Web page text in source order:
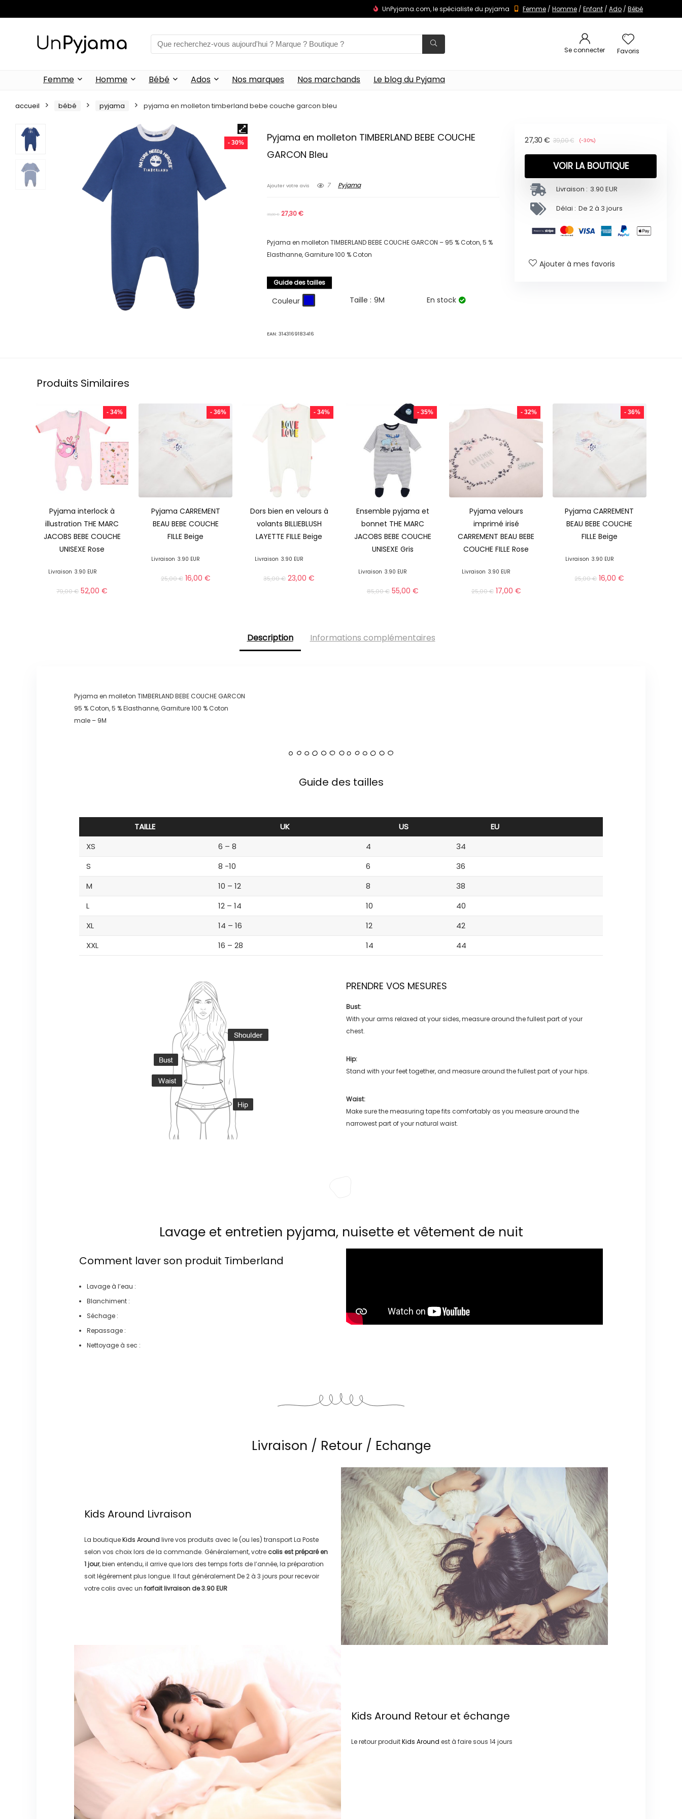
UnPyjama.com, le spécialiste du pyjama Femme / Homme / Enfant / Ado / Bébé
Se connecter Favoris
Femme Homme Bébé Ados Nos marques Nos marchands Le blog du Pyjama
accueil bébé pyjama pyjama en molleton timberland bebe couche garcon bleu
- 30%
Pyjama en molleton TIMBERLAND BEBE COUCHE
GARCON Bleu
Ajouter votre avis 7 Pyjama
39,00€ 27,30€
Pyjama en molleton TIMBERLAND BEBE COUCHE GARCON – 95 % Coton, 5 %
Elasthanne, Garniture 100 % Coton
Guide des tailles
Couleur Taille : 9M En stock
EAN:3143169183416
39,00€
27,30 € (-30%)
VOIR LA BOUTIQUE
Livraison : 3.90 EUR
Délai : De 2 à 3 jours
Ajouter à mes favoris
Produits Similaires
- 34%
Pyjama interlock à
illustration THE MARC
JACOBS BEBE COUCHE
UNISEXE Rose
Livraison 3.90 EUR
79,00€ 52,00€
- 36%
Pyjama CARREMENT
BEAU BEBE COUCHE
FILLE Beige
Livraison 3.90 EUR
25,00€ 16,00 €
- 34%
Dors bien en velours à
volants BILLIEBLUSH
LAYETTE FILLE Beige
Livraison 3.90 EUR
35,00€ 23,00€
- 35%
Ensemble pyjama et
bonnet THE MARC
JACOBS BEBE COUCHE
UNISEXE Gris
Livraison 3.90 EUR
85,00€ 55,00 €
- 32%
Pyjama velours
imprimé irisé
CARREMENT BEAU BEBE
COUCHE FILLE Rose
Livraison 3.90 EUR
25,00€ 17,00 €
- 36%
Pyjama CARREMENT
BEAU BEBE COUCHE
FILLE Beige
Livraison 3.90 EUR
25,00€ 16,00€
Description Informations complémentaires
Pyjama en molleton TIMBERLAND BEBE COUCHE GARCON
95 % Coton, 5 % Elasthanne, Garniture 100 % Coton
male – 9M
Guide des tailles
TAILLE UK US
EU
XS
6 – 8 4
34
S
8 -10 6
36
M
10 – 12 8
38
L
12 – 14 10
40
XL
14 – 16 12
42
XXL
16 – 28 14 44
PRENDRE VOS MESURES
Bust:
With your arms relaxed at your sides, measure around the fullest part of your
chest.
Hip:
Stand with your feet together, and measure around the fullest part of your hips.
Waist:
Make sure the measuring tape fits comfortably as you measure around the
narrowest part of your natural waist.
Lavage et entretien pyjama, nuisette et vêtement de nuit
Comment laver son produit Timberland
Lavage à l’eau :
Blanchiment :
Séchage :
Repassage :
Nettoyage à sec :
Livraison / Retour / Echange
Kids Around Livraison
La boutiqueKids Around livre vos produits avec le (ou les) transportLa Poste
selon vos choix lors de la commande. Généralement, votre colis est préparé en
1 jour, bien entendu, il arrive que lors des temps forts de l’année, la préparation
soit légérement plus longue. Il faut généralementDe 2 à 3 jours pour recevoir
votre colis avec un forfait livraison de3.90 EUR
Kids Around Retour et échange
Le retour produitKids Around est à faire sous 14 jours